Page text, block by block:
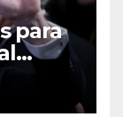
para